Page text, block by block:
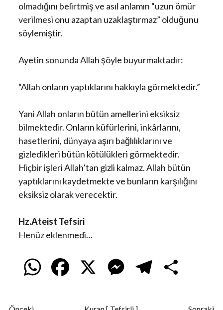
olmadığını belirtmiş ve asıl anlamın “uzun ömür
verilmesi onu azaptan uzaklaştırmaz” olduğunu
söylemiştir.
Ayetin sonunda Allah şöyle buyurmaktadır:
“Allah onların yaptıklarını hakkıyla görmektedir.”
Yani Allah onların bütün amellerini eksiksiz
bilmektedir. Onların küfürlerini, inkârlarını,
hasetlerini, dünyaya aşırı bağlılıklarını ve
gizledikleri bütün kötülükleri görmektedir.
Hiçbir işleri Allah’tan gizli kalmaz. Allah bütün
yaptıklarını kaydetmekte ve bunların karşılığını
eksiksiz olarak verecektir.
Hz.Ateist Tefsiri
Henüz eklenmedi…
W M